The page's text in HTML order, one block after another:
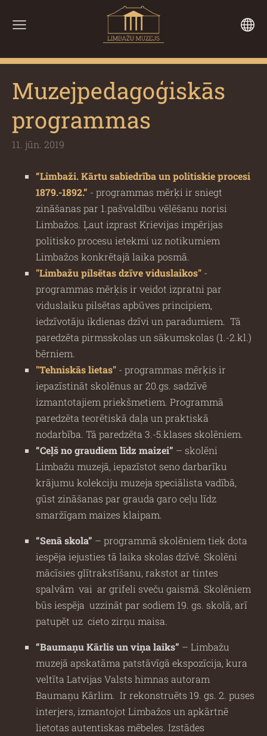
Muzejpedagoģiskās
programmas
11. jūn. 2019
“Limbaži. Kārtu sabiedrība un politiskie procesi
1879.-1892.” - programmas mērķi ir sniegt
zināšanas par 1.pašvaldību vēlēšanu norisi
Limbažos. Ļaut izprast Krievijas impērijas
politisko procesu ietekmi uz notikumiem
Limbažos konkrētajā laika posmā.
"Limbažu pilsētas dzīve viduslaikos" -
programmas mērķis ir veidot izpratni par
viduslaiku pilsētas apbūves principiem,
iedzīvotāju ikdienas dzīvi un paradumiem. Tā
paredzēta pirmsskolas un sākumskolas (1.-2.kl.)
bērniem.
"Tehniskās lietas" - programmas mērķis ir
iepazīstināt skolēnus ar 20.gs. sadzīvē
izmantotajiem priekšmetiem. Programmā
paredzēta teorētiskā daļa un praktiskā
nodarbība. Tā paredzēta 3.-5.klases skolēniem.
“Ceļš no graudiem līdz maizei” – skolēni
Limbažu muzejā, iepazīstot seno darbarīku
krājumu kolekciju muzeja speciālista vadībā,
gūst zināšanas par grauda garo ceļu līdz
smaržīgam maizes klaipam.
“Senā skola” – programmā skolēniem tiek dota
iespēja iejusties tā laika skolas dzīvē. Skolēni
mācīsies glītrakstīšanu, rakstot ar tintes
spalvām vai ar grifeli sveču gaismā. Skolēniem
būs iespēja uzzināt par sodiem 19. gs. skolā, arī
patupēt uz cieto zirņu maisa.
“Baumaņu Kārlis un viņa laiks” – Limbažu
muzejā apskatāma patstāvīgā ekspozīcija, kura
veltīta Latvijas Valsts himnas autoram
Baumaņu Kārlim. Ir rekonstruēts 19. gs. 2. puses
interjers, izmantojot Limbažos un apkārtnē
lietotas autentiskas mēbeles. Izstādes